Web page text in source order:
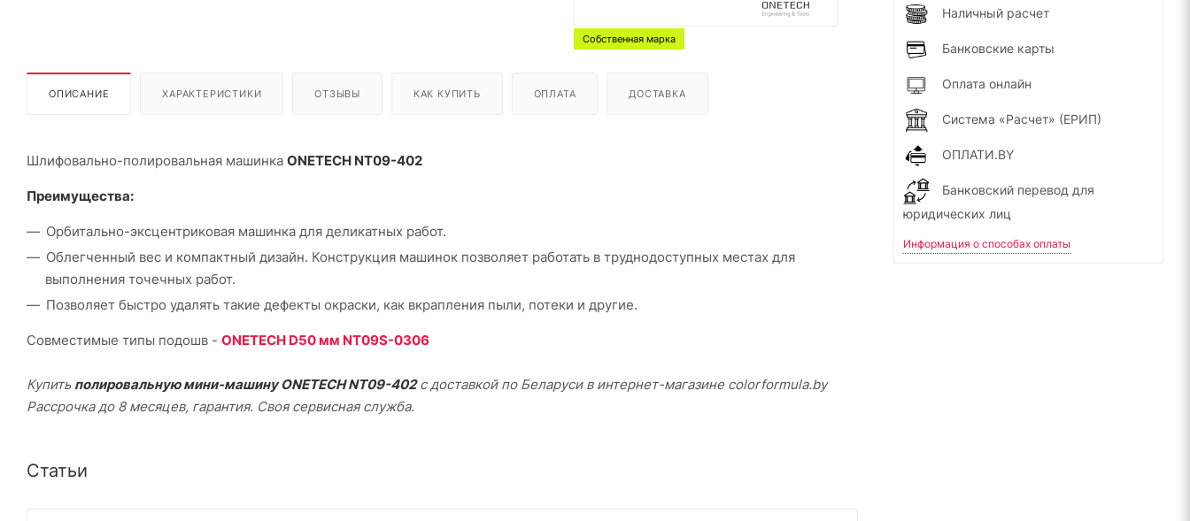
Собственная марка
ОПИСАНИЕ ХАРАКТЕРИСТИКИ ОТЗЫВЫ КАК КУПИТЬ ОПЛАТА ДОСТАВКА
Шлифовально-полировальная машинка ONETECH NT09-402
Преимущества:
Орбитально-эксцентриковая машинка для деликатных работ.
Облегченный вес и компактный дизайн. Конструкция машинок позволяет работать в труднодоступных местах для
выполнения точечных работ.
Позволяет быстро удалять такие дефекты окраски, как вкрапления пыли, потеки и другие.
Совместимые типы подошв - ONETECH D50 мм NT09S-0306
Купить полировальную мини-машину ONETECH NT09-402с доставкой по Беларуси в интернет-магазине colorformula.by
Рассрочка до 8 месяцев, гарантия. Своя сервисная служба.
Статьи
Наличный расчет
Банковские карты
Оплата онлайн
Система «Расчет» (ЕРИП)
ОПЛАТИ.BY
Банковский перевод для
юридических лиц
Информация о способах оплаты